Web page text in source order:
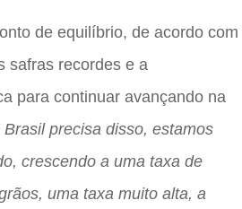
de equilíbrio, de acordo com
safras recordes e a
para continuar avançando na
Brasil precisa disso, estamos
crescendo a uma taxa de
uma taxa muito alta, a